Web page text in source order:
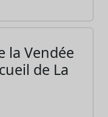
la Vendée
de La